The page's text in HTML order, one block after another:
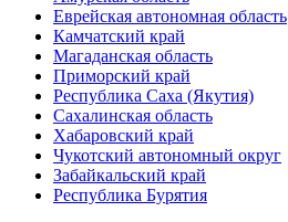
Еврейская автономная область
Камчатский край
Магаданская область
Приморский край
Республика Саха (Якутия)
Сахалинская область
Хабаровский край
Чукотский автономный округ
Забайкальский край
Республика Бурятия